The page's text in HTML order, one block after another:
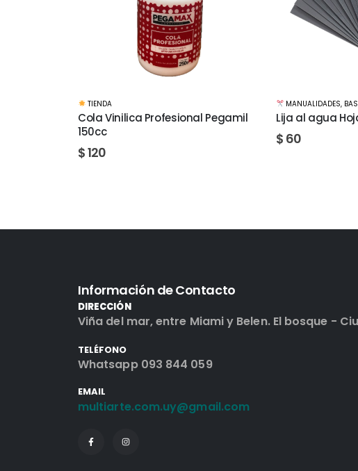
MANUALIDADES
Lija al agua Hoja grano 1500
$60
MANUALIDADES,
Lija al agua
$ 30
Información de Contacto
DIRECCIÓN
Viña del mar, entre Miami y Belen. El bosque -
TELÉFONO
Whatsapp 093 844 059
EMAIL
multiarte.com.uy@gmail.com